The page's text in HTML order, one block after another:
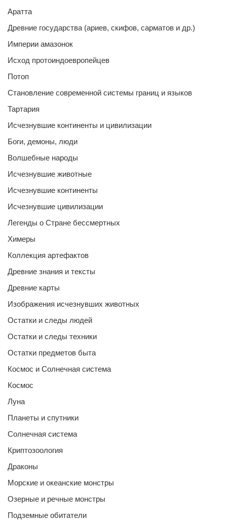
Аратта
Древние государства (ариев, скифов, сарматов и др.)
Империи амазонок
Исход протоиндоевропейцев
Потоп
Становление современной системы границ и языков
Тартария
Исчезнувшие континенты и цивилизации
Боги, демоны, люди
Волшебные народы
Исчезнувшие животные
Исчезнувшие континенты
Исчезнувшие цивилизации
Легенды о Стране бессмертных
Химеры
Коллекция артефактов
Древние знания и тексты
Древние карты
Изображения исчезнувших животных
Остатки и следы людей
Остатки и следы техники
Остатки предметов быта
Космос и Солнечная система
Космос
Луна
Планеты и спутники
Солнечная система
Криптозоология
Драконы
Морские и океанские монстры
Озерные и речные монстры
Подземные обитатели